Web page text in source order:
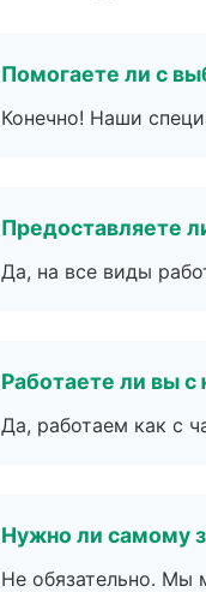
Помогаете ли с
Конечно! Наши
Предоставляете
Да, на все виды
Работаете ли вы
Да, работаем как с
Нужно ли самому
Не обязательно. Мы